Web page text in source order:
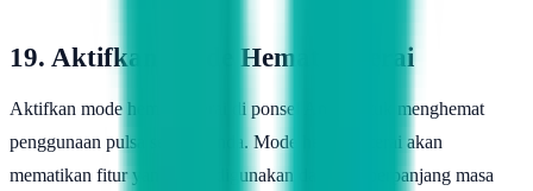
19. Aktifkan Mode Hemat Baterai
Aktifkan mode hemat baterai di ponsel Anda untuk menghemat
penggunaan pulsa selular Anda. Mode hemat baterai akan
mematikan fitur yang tidak digunakan dan memperpanjang masa